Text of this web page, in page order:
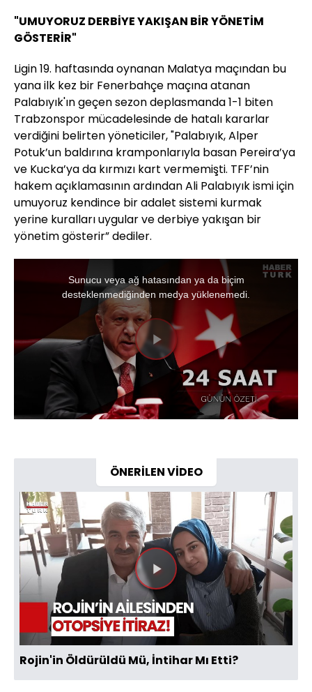
"UMUYORUZ DERBİYE YAKIŞAN BİR YÖNETİM
GÖSTERİR"
Ligin 19. haftasında oynanan Malatya maçından bu
yana ilk kez bir Fenerbahçe maçına atanan
Palabıyık'ın geçen sezon deplasmanda 1-1 biten
Trabzonspor mücadelesinde de hatalı kararlar
verdiğini belirten yöneticiler, "Palabıyık, Alper
Potuk’un baldırına kramponlarıyla basan Pereira’ya
ve Kucka’ya da kırmızı kart vermemişti. TFF’nin
hakem açıklamasının ardından Ali Palabıyık ismi için
umuyoruz kendince bir adalet sistemi kurmak
yerine kuralları uygular ve derbiye yakışan bir
yönetim gösterir” dediler.
Videoyu
Oynat
Sunucu veya ağ hatasından ya da biçim
desteklenmediğinden medya yüklenemedi.
ÖNERİLEN VİDEO
Videoyu
Oynat
Rojin'in Öldürüldü Mü, İntihar Mı Etti?